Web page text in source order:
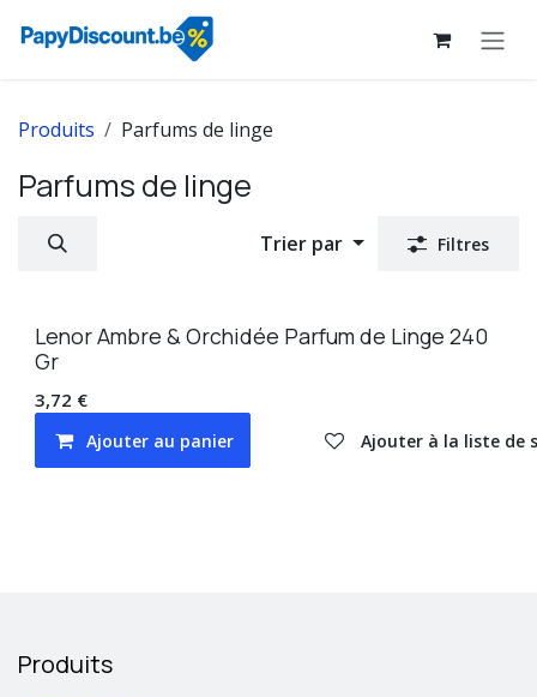
Se rendre au contenu
Produits Parfums de linge
Parfums de linge
Trier par Filtres
Lenor Ambre & Orchidée Parfum de Linge 240
Gr
3,72 €
Ajouter au panier Ajouter à la liste de
Produits